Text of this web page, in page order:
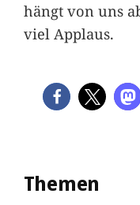
hängt von uns
viel Applaus.
Themen